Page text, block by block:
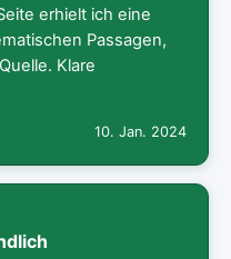
erhielt ich eine
Passagen,
Klare
10. Jan. 2024